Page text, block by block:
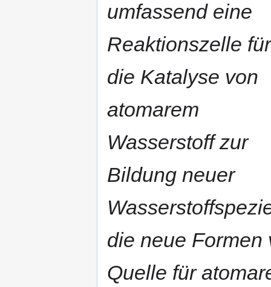
umfassend eine
Reaktionszelle für
die Katalyse von
atomarem
Wasserstoff zur
Bildung neuer
die neue Formen
Quelle für